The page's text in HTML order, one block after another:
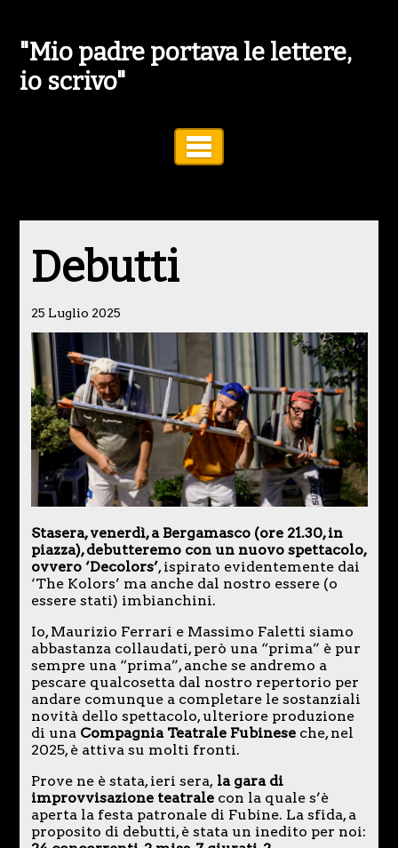
"Mio padre portava le lettere,
io scrivo"
Debutti
25 Luglio 2025
Stasera, venerdì, a Bergamasco (ore 21.30, in
piazza), debutteremo con un nuovo spettacolo,
ovvero ‘Decolors’, ispirato evidentemente dai
‘The Kolors’ ma anche dal nostro essere (o
essere stati) imbianchini.
Io, Maurizio Ferrari e Massimo Faletti siamo
abbastanza collaudati, però una “prima” è pur
sempre una “prima”, anche se andremo a
pescare qualcosetta dal nostro repertorio per
andare comunque a completare le sostanziali
novità dello spettacolo, ulteriore produzione
di unaCompagnia Teatrale Fubineseche, nel
2025, è attiva su molti fronti.
Prove ne è stata, ieri sera,la gara di
improvvisazione teatrale con la quale s’è
aperta la festa patronale di Fubine. La sfida, a
proposito di debutti, è stata un inedito per noi: